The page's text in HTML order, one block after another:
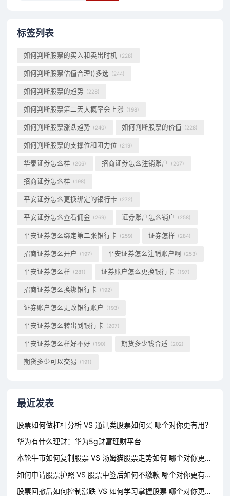
标签列表
如何判断股票的买入和卖出时机 (228)
如何判断股票估值合理()多选 (244)
如何判断股票的趋势 (228)
如何判断股票第二天大概率会上涨 (198)
如何判断股票涨跌趋势 (240) 如何判断股票的价值 (228)
如何判断股票的支撑位和阻力位 (219)
华泰证券怎么样 (206) 招商证券怎么注销账户 (207)
招商证券怎么样 (198)
平安证券怎么更换绑定的银行卡 (272)
平安证券怎么查看佣金 (269) 证券账户怎么销户 (258)
平安证券怎么绑定第二张银行卡 (259) 证券怎样 (284)
招商证券怎么开户 (197) 平安证券怎么注销账户啊 (253)
平安证券怎么样 (281) 证券账户怎么更换银行卡 (197)
招商证券怎么换绑银行卡 (192)
证券账户怎么更改银行账户 (193)
平安证券怎么转出到银行卡 (207)
平安证券怎么样好不好 (190) 期货多少钱合适 (202)
期货多少可以交易 (191)
最近发表
股票如何做杠杆分析 VS 通讯类股票如何买 哪个对你更有用？
华为有什么理财：华为5g财富理财平台
本轮牛市如何复制股票 VS 汤姆猫股票走势如何 哪个对你更有用？
如何申请股票护照 VS 股票中签后如何不缴款 哪个对你更有用？
股票回撤后如何控制涨跌 VS 如何学习掌握股票 哪个对你更有用？